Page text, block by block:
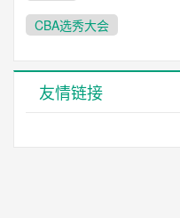
CBA选秀大会
友情链接